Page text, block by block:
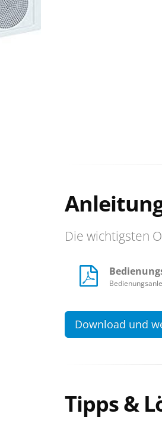
Die wichtigsten
Download und
Tipps &